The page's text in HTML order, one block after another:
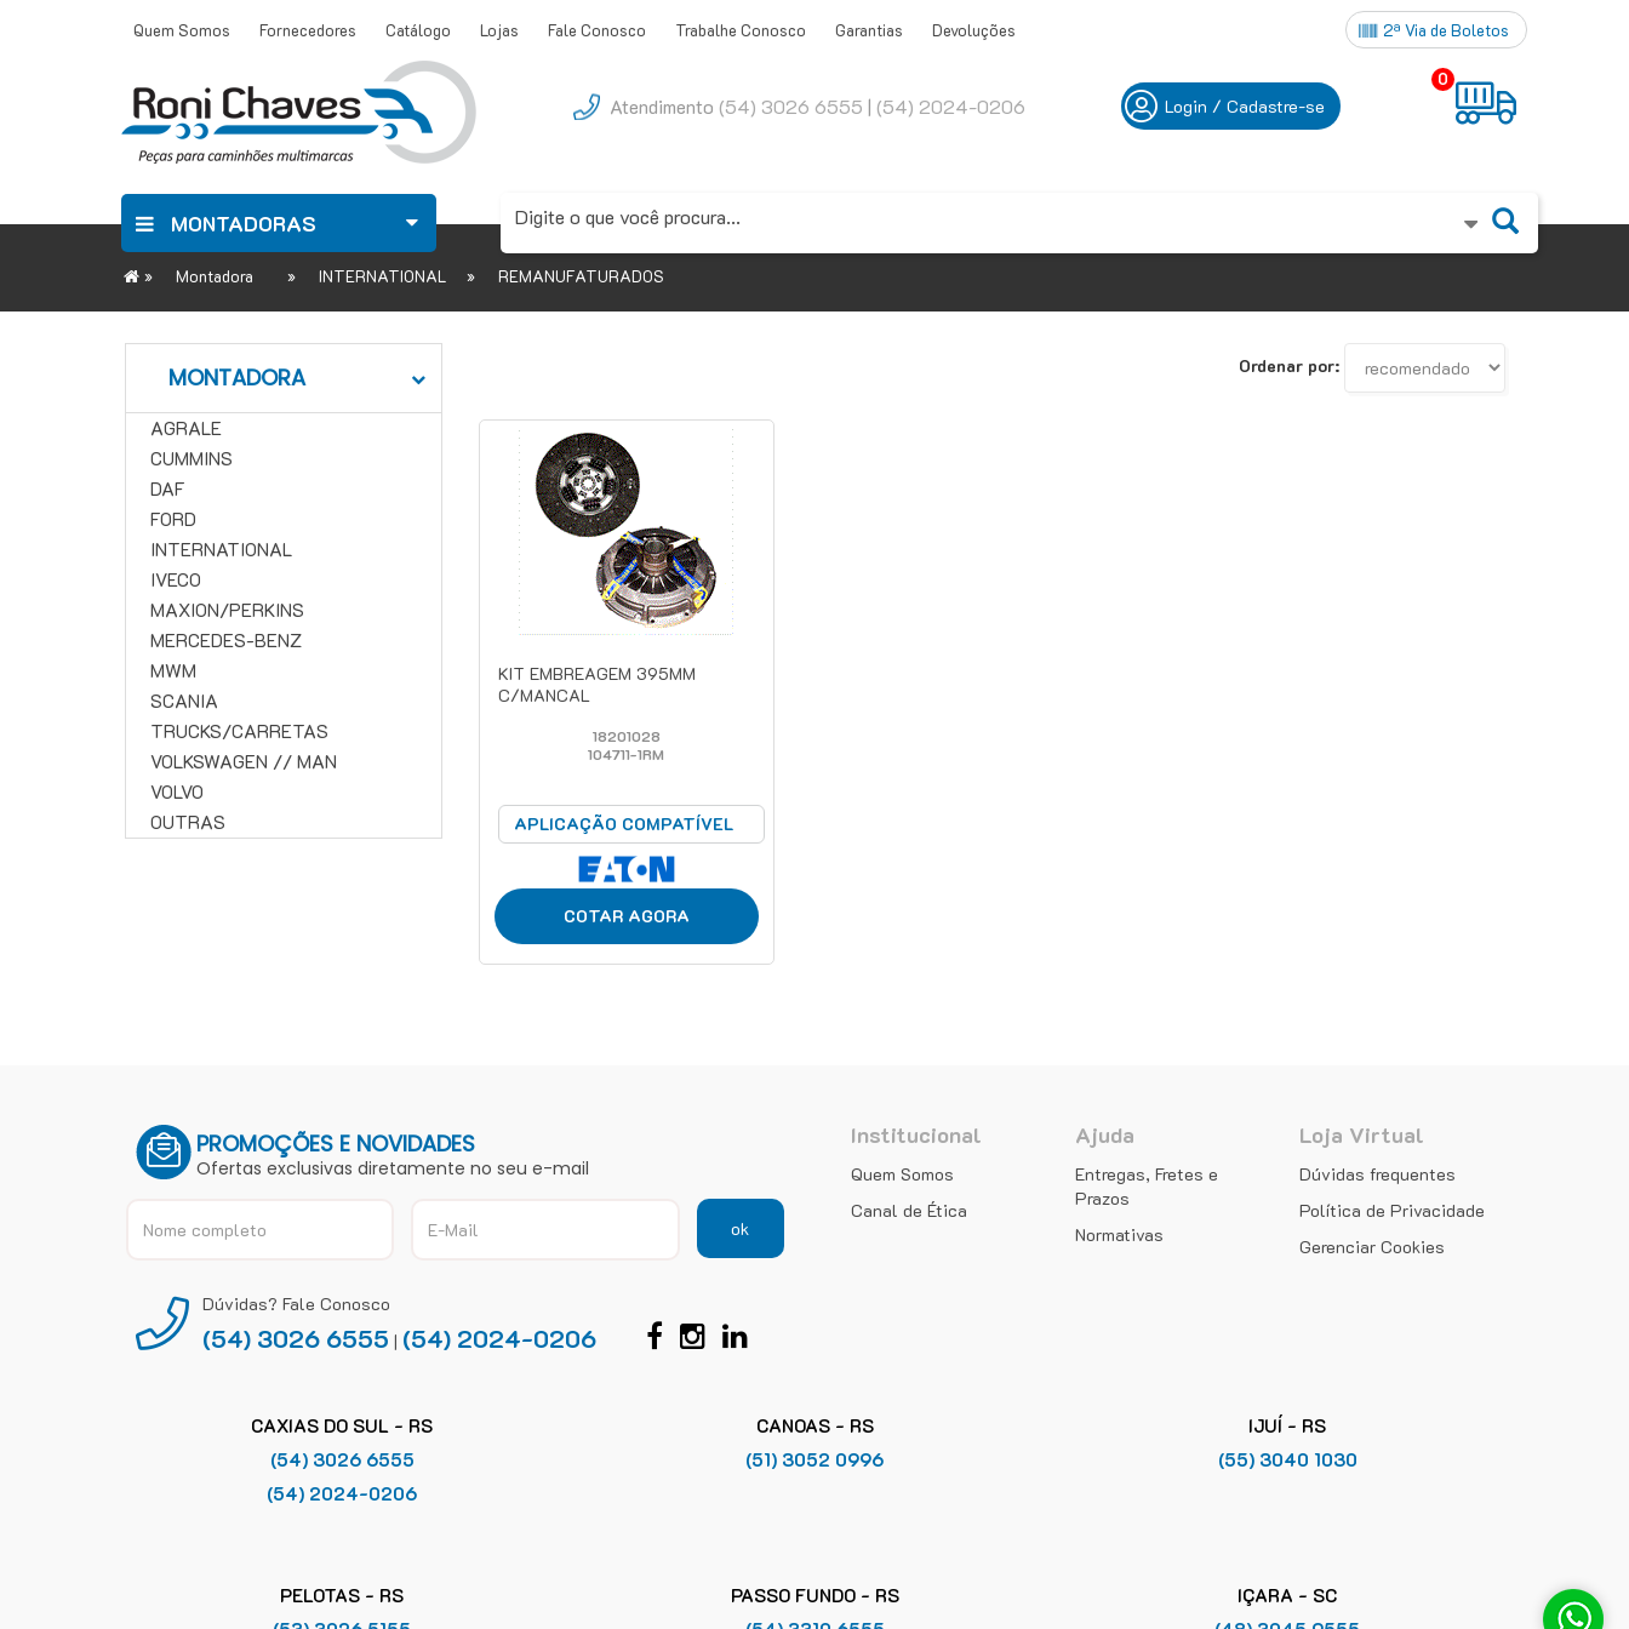
Quem Somos Fornecedores Catálogo Lojas Fale Conosco Trabalhe Conosco Garantias Devoluções 2ª Via de Boletos
Atendimento (54) 3026 6555 | (54) 2024-0206 Login / Cadastre-se
0
MONTADORAS
» Montadora » INTERNATIONAL » REMANUFATURADOS
MONTADORA
AGRALE
CUMMINS
DAF
FORD
INTERNATIONAL
IVECO
MAXION/PERKINS
MERCEDES-BENZ
MWM
SCANIA
TRUCKS/CARRETAS
VOLKSWAGEN // MAN
VOLVO
OUTRAS
Ordenar por:
KIT EMBREAGEM 395MM
C/MANCAL
18201028
104711-1RM
APLICAÇÃO COMPATÍVEL
COTAR AGORA
PROMOÇÕES E NOVIDADES
Ofertas exclusivas diretamente no seu e-mail
ok
Dúvidas? Fale Conosco
(54) 3026 6555 | (54) 2024-0206
Institucional
Quem Somos
Canal de Ética
Ajuda
Entregas, Fretes e
Prazos
Normativas
Loja Virtual
Dúvidas frequentes
Política de Privacidade
Gerenciar Cookies
CAXIAS DO SUL - RS
(54) 3026 6555
(54) 2024-0206
CANOAS - RS
(51) 3052 0996
IJUÍ - RS
(55) 3040 1030
PELOTAS - RS
PASSO FUNDO - RS
IÇARA - SC